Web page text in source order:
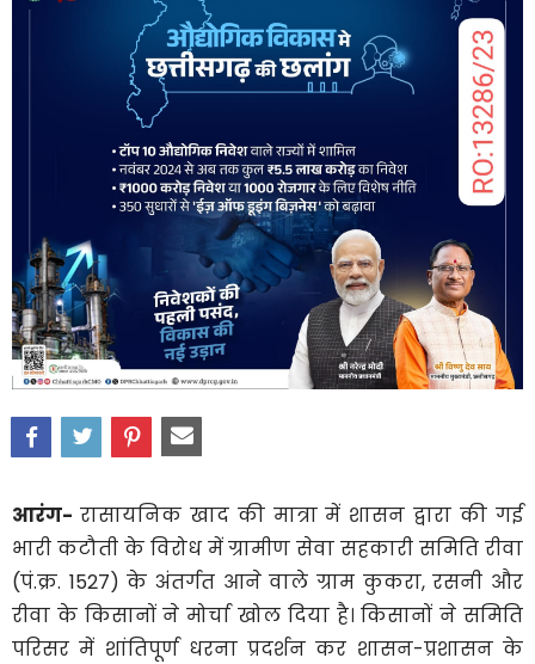
​आरंग- रासायनिक खाद की मात्रा में शासन द्वारा की गई
भारी कटौती के विरोध में ग्रामीण सेवा सहकारी समिति रीवा
(पं.क्र. 1527) के अंतर्गत आने वाले ग्राम कुकरा, रसनी और
रीवा के किसानों ने मोर्चा खोल दिया है। किसानों ने समिति
परिसर में शांतिपूर्ण धरना प्रदर्शन कर शासन-प्रशासन के